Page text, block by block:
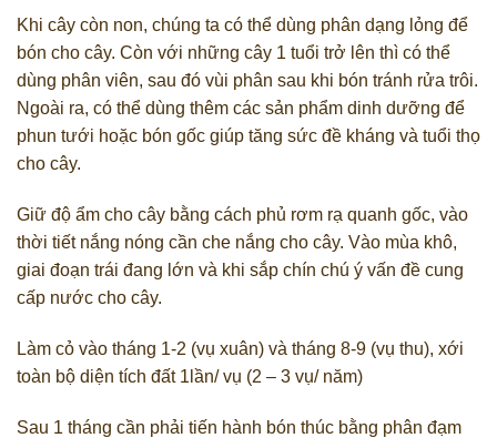
Khi cây còn non, chúng ta có thể dùng phân dạng lỏng để
bón cho cây. Còn với những cây 1 tuổi trở lên thì có thể
dùng phân viên, sau đó vùi phân sau khi bón tránh rửa trôi.
Ngoài ra, có thể dùng thêm các sản phẩm dinh dưỡng để
phun tưới hoặc bón gốc giúp tăng sức đề kháng và tuổi thọ
cho cây.
Giữ độ ẩm cho cây bằng cách phủ rơm rạ quanh gốc, vào
thời tiết nắng nóng cần che nắng cho cây. Vào mùa khô,
giai đoạn trái đang lớn và khi sắp chín chú ý vấn đề cung
cấp nước cho cây.
Làm cỏ vào tháng 1-2 (vụ xuân) và tháng 8-9 (vụ thu), xới
toàn bộ diện tích đất 1lần/ vụ (2 – 3 vụ/ năm)
Sau 1 tháng cần phải tiến hành bón thúc bằng phân đạm